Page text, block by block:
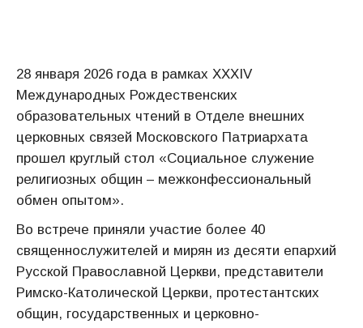
28 января 2026 года в рамках XXXIV
Международных Рождественских
образовательных чтений в Отделе внешних
церковных связей Московского Патриархата
прошел круглый стол «Социальное служение
религиозных общин – межконфессиональный
обмен опытом».
Во встрече приняли участие более 40
священнослужителей и мирян из десяти епархий
Русской Православной Церкви, представители
Римско-Католической Церкви, протестантских
общин, государственных и церковно-